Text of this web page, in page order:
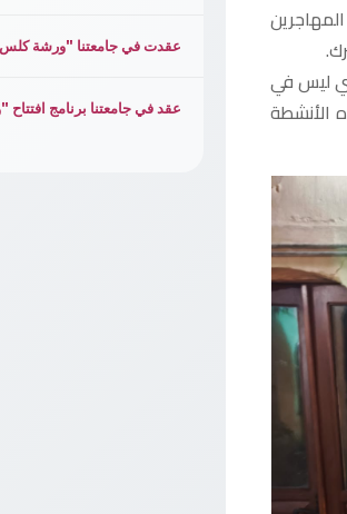
عقدت في جامعتنا "ورشة كلس
عقد في جامعتنا برنامج
ليس في
الأنشطة